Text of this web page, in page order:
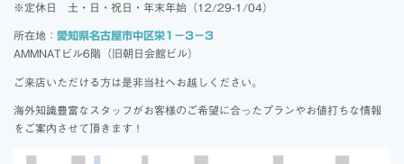
※定休日 土・日・祝日・年末年始（12/29-1/04）
所在地： 愛知県名古屋市中区栄1－3－3
AMMNATビル6階（旧朝日会館ビル）
ご来店いただける方は是非当社へお越しください。
海外知識豊富なスタッフがお客様のご希望に合ったプランやお値打ちな情報
をご案内させて頂きます！